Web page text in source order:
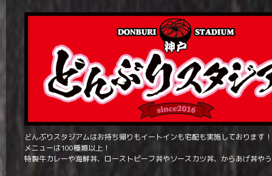
どんぶりスタジアムはお持ち帰りもイートインも宅配も実施しております！
メニューは100種類以上！
特製牛カレーや海鮮丼、ローストビーフ丼やソースカツ丼、からあげ丼や